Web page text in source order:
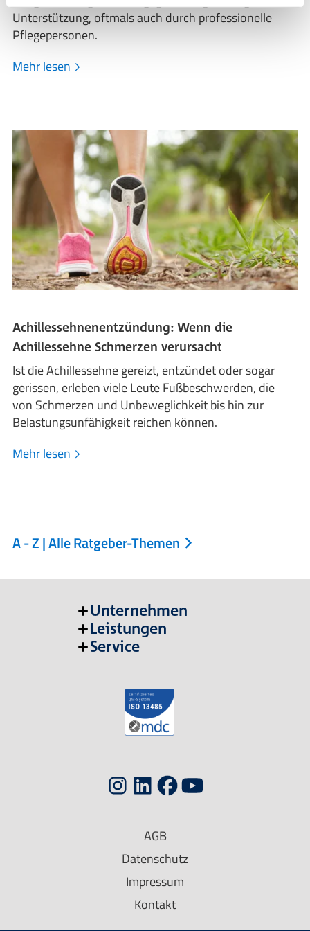
Unterstützung, oftmals auch durch professionelle
Pflegepersonen.
Mehr lesen
Achillessehnenentzündung: Wenn die
Achillessehne Schmerzen verursacht
Ist die Achillessehne gereizt, entzündet oder sogar
gerissen, erleben viele Leute Fußbeschwerden, die
von Schmerzen und Unbeweglichkeit bis hin zur
Belastungsunfähigkeit reichen können.
Mehr lesen
A - Z | Alle Ratgeber-Themen
Unternehmen
Leistungen
Service
AGB
Datenschutz
Impressum
Kontakt